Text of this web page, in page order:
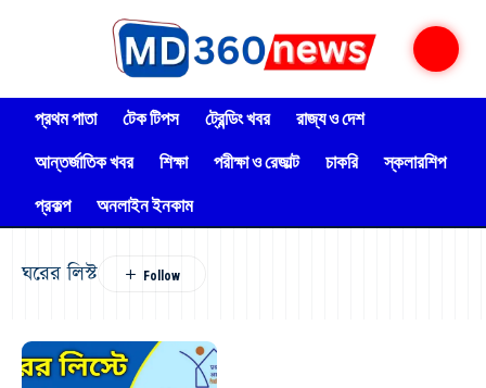
প্রথম পাতা টেক টিপস ট্রেন্ডিং খবর
রাজ্য ও দেশ
আন্তর্জাতিক খবর
শিক্ষা পরীক্ষা ও রেজাল্ট চাকরি
স্কলারশিপ
প্রকল্প
অনলাইন ইনকাম
ঘরের লিস্ট